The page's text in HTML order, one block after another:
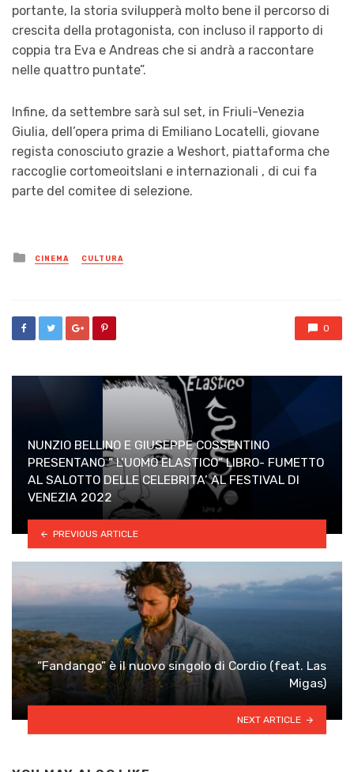
portante, la storia svilupperà molto bene il percorso di
crescita della protagonista, con incluso il rapporto di
coppia tra Eva e Andreas che si andrà a raccontare
nelle quattro puntate”.
Infine, da settembre sarà sul set, in Friuli-Venezia
Giulia, dell’opera prima di Emiliano Locatelli, giovane
regista conosciuto grazie a Weshort, piattaforma che
raccoglie cortomeoitslani e internazionali , di cui fa
parte del comitee di selezione.
Posted
in
CINEMA CULTURA
0
NUNZIO BELLINO E GIUSEPPE COSSENTINO
PRESENTANO ” L’UOMO ELASTICO” LIBRO- FUMETTO
AL SALOTTO DELLE CELEBRITA’ AL FESTIVAL DI
VENEZIA 2022
PREVIOUS ARTICLE
“Fandango” è il nuovo singolo di Cordio (feat. Las
Migas)
NEXT ARTICLE